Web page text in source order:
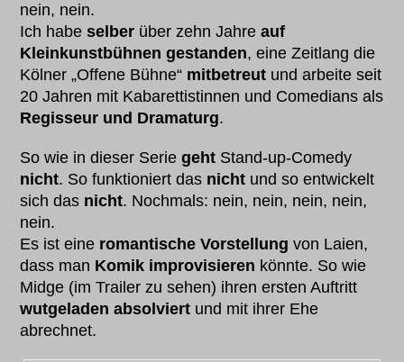
nein, nein.
Ich habeselber über zehn Jahreauf
Kleinkunstbühnen gestanden, eine Zeitlang die
Kölner „Offene Bühne“ mitbetreut und arbeite seit
20 Jahren mit Kabarettistinnen und Comedians als
Regisseur und Dramaturg.
So wie in dieser Seriegeht Stand-up-Comedy
nicht. So funktioniert das nicht und so entwickelt
sich das nicht. Nochmals: nein, nein, nein, nein,
nein.
Es ist eine romantische Vorstellung von Laien,
dass man Komik improvisieren könnte. So wie
Midge (im Trailer zu sehen) ihren ersten Auftritt
wutgeladen absolviert und mit ihrer Ehe
abrechnet.